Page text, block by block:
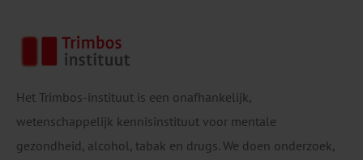
Het Trimbos-instituut is een onafhankelijk,
wetenschappelijk kennisinstituut voor mentale
gezondheid, alcohol, tabak en drugs. We doen onderzoek,